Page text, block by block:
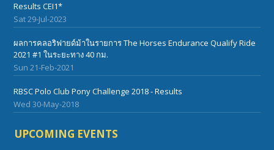
Results CEI1*
Sat 29-Jul-2023
ผลการคลอริฟายด์ม้าในรายการ The Horses Endurance Qualify Ride
2021 #1 ในระยะทาง 40 กม.
Sun 21-Feb-2021
RBSC Polo Club Pony Challenge 2018 - Results
Wed 30-May-2018
UPCOMING EVENTS